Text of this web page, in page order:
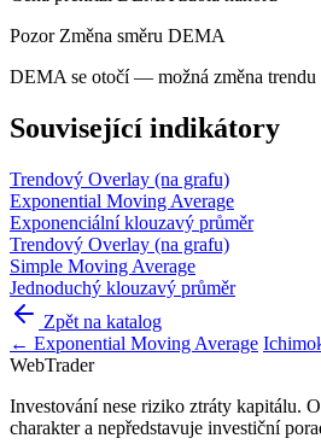
Pozor Změna směru DEMA
DEMA se otočí — možná změna trendu
Související indikátory
Trendový Overlay (na grafu)
Exponential Moving Average
Exponenciální klouzavý průměr
Trendový Overlay (na grafu)
Simple Moving Average
Jednoduchý klouzavý průměr
Zpět na katalog
← Exponential Moving Average
WebTrader
Investování nese riziko ztráty kapitálu.
charakter a nepředstavuje investiční